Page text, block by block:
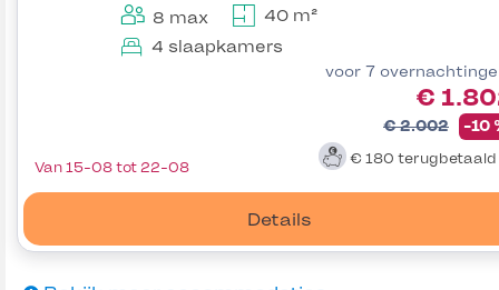
8 max
40 m²
4 slaapkamers
voor 7
€
€ 2.002 -10
€ 180 terugbetaald
Details
Van 15-08 tot 22-08